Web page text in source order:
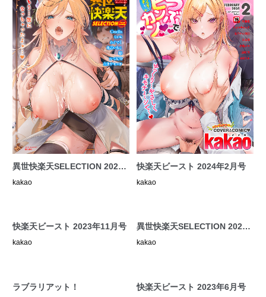
異世快楽天SELECTION 2024
kakao
快楽天ビースト 2024年2月号
kakao
快楽天ビースト 2023年11月号
kakao
異世快楽天SELECTION 2023
AUTUMN
kakao
ラブラリアット！ 快楽天ビースト 2023年6月号